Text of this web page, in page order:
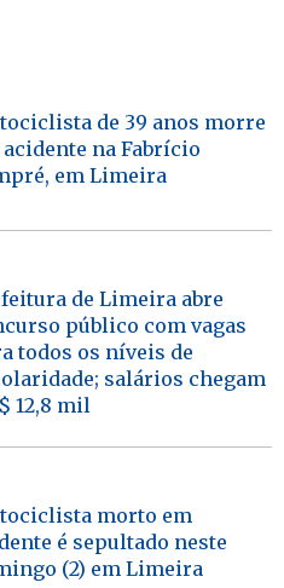
de 39 anos morre
acidente na Fabrício
em Limeira
de Limeira abre
público com vagas
todos os níveis de
salários chegam
12,8 mil
morto em
é sepultado neste
(2) em Limeira